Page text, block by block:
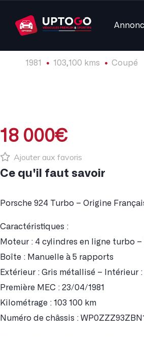
1981 103,100 kms Coupé
18 000€
Ajouter aux favoris
Ce qu'il faut savoir
Porsche 924 Turbo – Origine
Caractéristiques :
Moteur : 4 cylindres en ligne turbo –
Boîte : Manuelle à 5 rapports
Extérieur : Gris métallisé – Intérieur :
Première MEC : 23/04/1981
Kilométrage : 103 100 km
Numéro de châssis :